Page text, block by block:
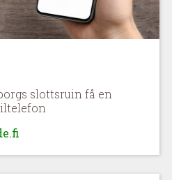
slottsruin få en